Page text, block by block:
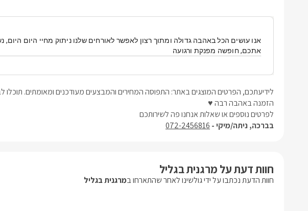
אנו עושים הכל באהבה גדולה ומתוך רצון לאפשר לאורחים שלנו ניתוק מחיי היום היום,
אתכם, חופשה מפנקת ורגועה
לידיעתכם, הפרטים המוצגים באתר: התפוסה המחירים והמבצעים מעודכנים ומאומתים. תוכלו
הזמנה באהבה רבה ♥
לפרטים נוספים או שאלות אנחנו פה לשירותכם
בברכה, ניתה/מיקי - 072-2456816
חוות דעת על מרגנית בגליל
חוות הדעת נכתבו על ידי גולשינו לאחר שהתארחו במרגנית בגליל